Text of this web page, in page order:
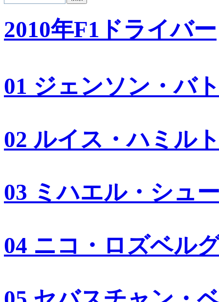
2010年F1ドライバー
01 ジェンソン・バ
02 ルイス・ハミル
03 ミハエル・シュ
04 ニコ・ロズベル